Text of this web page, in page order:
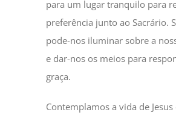
para um lugar tranquilo para
preferência junto ao Sacrário.
pode-nos iluminar sobre a
e dar-nos os meios para
graça.
Contemplamos a vida de Jesus